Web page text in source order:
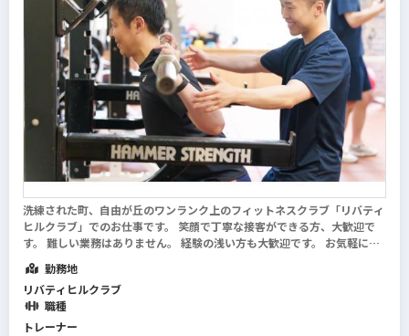
洗練された町、自由が丘のワンランク上のフィットネスクラブ「リバティ
ヒルクラブ」でのお仕事です。 笑顔で丁寧な接客ができる方、大歓迎で
す。 難しい業務はありません。 経験の浅い方も大歓迎です。 お気軽にご
フ・正社員） 西武フィット...
勤務地
リバティヒルクラブ
職種
トレーナー